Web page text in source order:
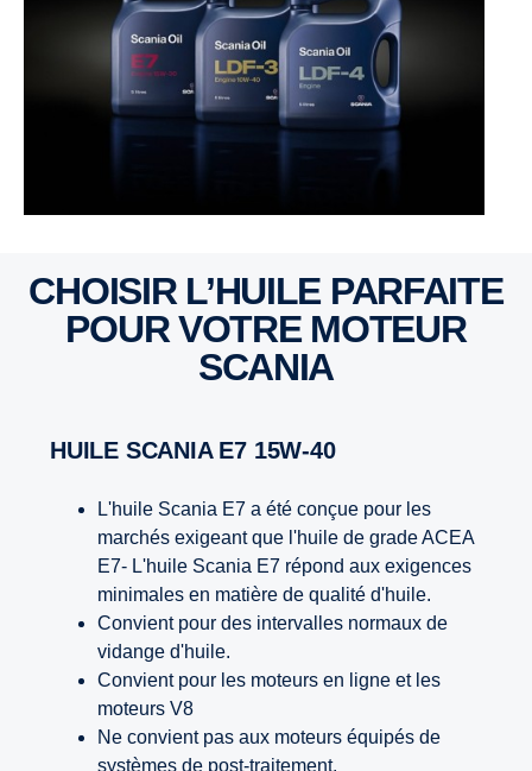
CHOISIR L’HUILE PARFAITE
POUR VOTRE MOTEUR
SCANIA
HUILE SCANIA E7 15W-40
L'huile Scania E7 a été conçue pour les
marchés exigeant que l'huile de grade ACEA
E7- L'huile Scania E7 répond aux exigences
minimales en matière de qualité d'huile.
Convient pour des intervalles normaux de
vidange d'huile.
Convient pour les moteurs en ligne et les
moteurs V8
Ne convient pas aux moteurs équipés de
systèmes de post-traitement.